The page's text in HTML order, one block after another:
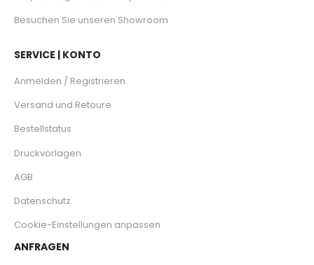
Besuchen Sie unseren Showroom
SERVICE | KONTO
Anmelden / Registrieren
Versand und Retoure
Bestellstatus
Druckvorlagen
AGB
Datenschutz
Cookie-Einstellungen anpassen
ANFRAGEN